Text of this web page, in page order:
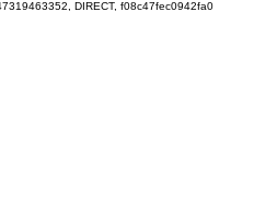
DIRECT, f08c47fec0942fa0